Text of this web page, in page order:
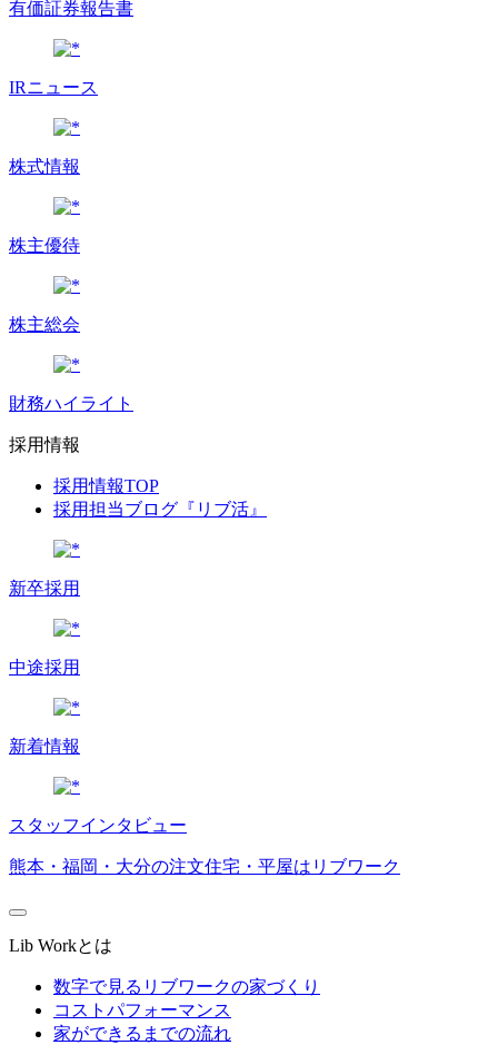
有価証券報告書
IRニュース
株式情報
株主優待
株主総会
財務ハイライト
採用情報
採用情報TOP
採用担当ブログ『リブ活』
新卒採用
中途採用
新着情報
スタッフインタビュー
熊本・福岡・大分の注文住宅・平屋はリブワーク
Lib Workとは
数字で見るリブワークの家づくり
コストパフォーマンス
家ができるまでの流れ